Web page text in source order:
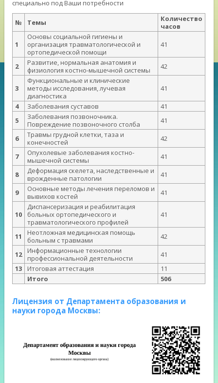
специально под Ваши потребности
№ Темы
Количество
часов
1
Основы социальной гигиены и
организация травматологической и
ортопедической помощи
41
2
Развитие, нормальная анатомия и
физиология костно-мышечной системы
42
3
Функциональные и клинические
методы исследования, лучевая
диагностика
41
4 Заболевания суставов
41
5
Заболевания позвоночника.
Повреждение позвоночного столба
41
6
Травмы грудной клетки, таза и
конечностей
42
7
Опухолевые заболевания костно-
мышечной системы
41
8
Деформация скелета, наследственные и
врожденные патологии
41
9
Основные методы лечения переломов и
вывихов костей
41
10
Диспансеризация и реабилитация
больных ортопедического и
травматологического профилей
41
11
Неотложная медицинская помощь
больным с травмами
42
12
Информационные технологии
профессиональной деятельности
41
13
Итоговая аттестация
11
Итого
506
Лицензия от Департамента образования и
науки города Москвы: